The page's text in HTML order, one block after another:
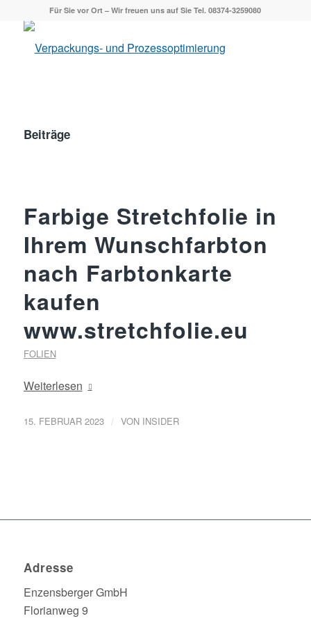
Für Sie vor Ort – Wir freuen uns auf Sie Tel. 08374-3259080
Beiträge
Farbige Stretchfolie in
Ihrem Wunschfarbton
nach Farbtonkarte
kaufen
www.stretchfolie.eu
FOLIEN
Weiterlesen
15. FEBRUAR 2023 / VON INSIDER
Adresse
Enzensberger GmbH
Florianweg 9